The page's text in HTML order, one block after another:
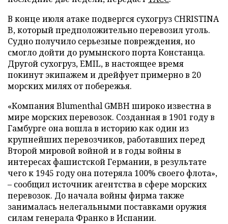
В конце июля атаке подвергся сухогруз CHRISTINA
B, который предположительно перевозил уголь.
Судно получило серьезные повреждения, но
смогло дойти до румынского порта Констанца.
Другой сухогруз, EMIL, в настоящее время
покинут экипажем и дрейфует примерно в 20
морских милях от побережья.
«Компания Blumenthal GMBH широко известна в
мире морских перевозок. Созданная в 1901 году в
Гамбурге она вошла в историю как один из
крупнейших перевозчиков, работавших перед
Второй мировой войной и в годы войны в
интересах фашистской Германии, в результате
чего к 1945 году она потеряла 100% своего флота»,
– сообщил источник агентства в сфере морских
перевозок. До начала войны фирма также
занималась нелегальными поставками оружия
силам генерала Франко в Испании.